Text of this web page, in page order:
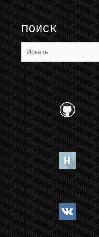
ПОИСК